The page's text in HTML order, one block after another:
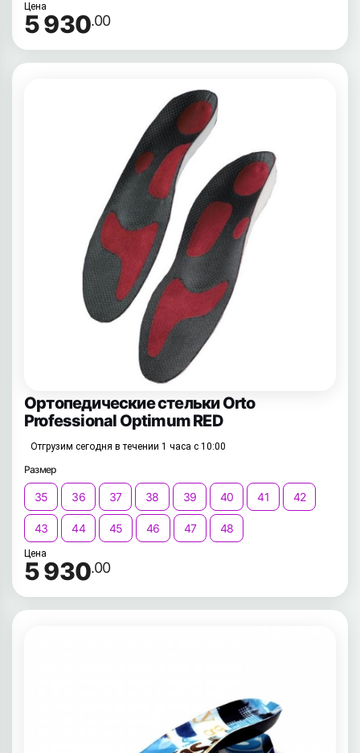
Цена
5 930.00
Ортопедические стельки Orto
Professional Optimum RED
Отгрузим сегодня в течении 1 часа с 10:00
Размер
35 36 37 38 39 40 41 42
43 44 45 46 47 48
Цена
5 930.00